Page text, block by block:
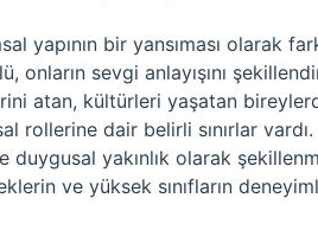
yapının bir yansıması olarak
onların sevgi anlayışını
atan, kültürleri yaşatan
rollerine dair belirli sınırlar
duygusal yakınlık olarak
ve yüksek sınıfların